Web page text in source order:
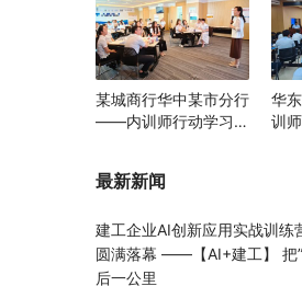
某城商行华中某市分行
——内训师行动学习训
华
训
最新新闻
建工企业AI创新应用实战训练
圆满落幕 ——【AI+建工】 把
后一公里